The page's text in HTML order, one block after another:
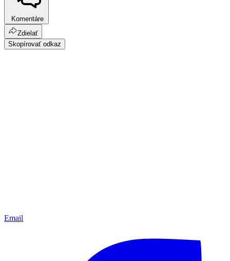
Komentáre
Zdielať
Skopírovať odkaz
Email